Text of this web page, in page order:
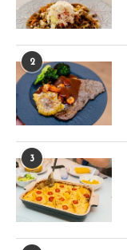
2
3